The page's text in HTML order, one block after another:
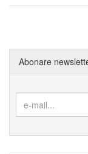
Abonare